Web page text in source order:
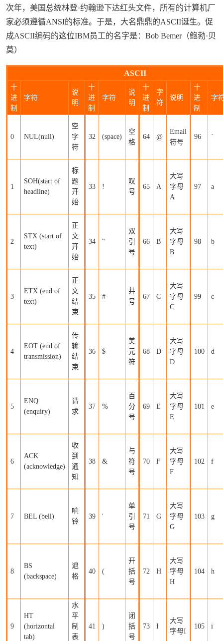
次年，美国总统林登·约翰逊下达红头文件，所有的计算机厂
家必须遵循ANSI的标准。于是，大名鼎鼎的ASCII诞生。促
成ASCII编码的这位IBM员工的名字是：Bob Bemer（鲍勃·贝
莫）
ASCII
十
进
制
字符
说
明
十
进
制
字符
说
明
十
进
制
字
符
说明
十
进
制
字
0 NUL(null)
空
字
符
32 (space)
空
格
64 @
Email
符号
96 `
1
SOH(start of
headline)
标
题
开
始
33 !
叹
号
65 A
大写
字母
A
97 a
2
STX (start of
text)
正
文
开
始
34 "
双
引
号
66 B
大写
字母
B
98 b
3
ETX (end of
text)
正
文
结
束
35 #
井
号
67 C
大写
字母
C
99 c
4
EOT (end of
transmission)
传
输
结
束
36 $
美
元
符
68 D
大写
字母
D
100 d
5
ENQ
(enquiry)
请
求
37 %
百
分
号
69 E
大写
字母
E
101 e
6
ACK
(acknowledge)
收
到
通
知
38 &
与
符
号
70 F
大写
字母
F
102 f
7 BEL (bell)
响
铃
39 '
单
引
号
71 G
大写
字母
G
103 g
8
BS
(backspace)
退
格
40 (
开
括
号
72 H
大写
字母
H
104 h
9
HT
(horizontal
tab)
水
平
制
表
41 )
闭
括
号
73 I
大写
字母I
105 i